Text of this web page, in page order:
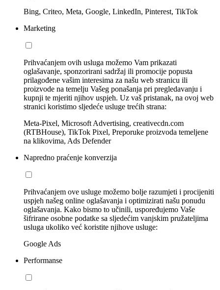
Bing, Criteo, Meta, Google, LinkedIn, Pinterest, TikTok
Marketing
Prihvaćanjem ovih usluga možemo Vam prikazati
oglašavanje, sponzorirani sadržaj ili promocije popusta
prilagođene vašim interesima za našu web stranicu ili
proizvode na temelju Vašeg ponašanja pri pregledavanju i
kupnji te mjeriti njihov uspjeh. Uz vaš pristanak, na ovoj web
stranici koristimo sljedeće usluge trećih strana:
Meta-Pixel, Microsoft Advertising, creativecdn.com
(RTBHouse), TikTok Pixel, Preporuke proizvoda temeljene
na klikovima, Ads Defender
Napredno praćenje konverzija
Prihvaćanjem ove usluge možemo bolje razumjeti i procijeniti
uspjeh našeg online oglašavanja i optimizirati našu ponudu
oglašavanja. Kako bismo to učinili, uspoređujemo Vaše
šifrirane osobne podatke sa sljedećim vanjskim pružateljima
usluga ukoliko već koristite njihove usluge:
Google Ads
Performanse